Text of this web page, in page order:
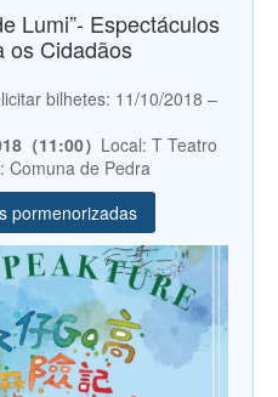
Lumi”- Espectáculos
os Cidadãos
bilhetes: 11/10/2018 –
（11:00） Local: T Teatro
Comuna de Pedra
pormenorizadas